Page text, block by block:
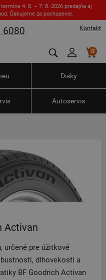
4. 8. – 7. 8. 2026 predajňa aj
Ďakujeme za pochopenie.
Kontakt
6080
0
Disky
Autoservis
Activan
určené pre úžitkové
dlhovekosti a
BF Goodrich Activan